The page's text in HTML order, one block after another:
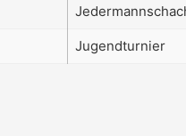
Jugendturnier